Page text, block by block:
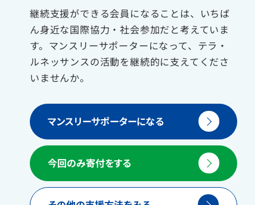
継続支援ができる会員になることは、いちば
ん身近な国際協力・社会参加だと考えていま
す。マンスリーサポーターになって、テラ・
ルネッサンスの活動を継続的に支えてくださ
いませんか。
マンスリーサポーターになる
今回のみ寄付をする